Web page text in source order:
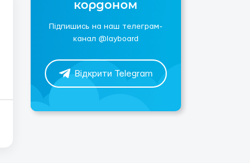
кордоном
Підпишись на наш телеграм-
канал @layboard
Відкрити Telegram